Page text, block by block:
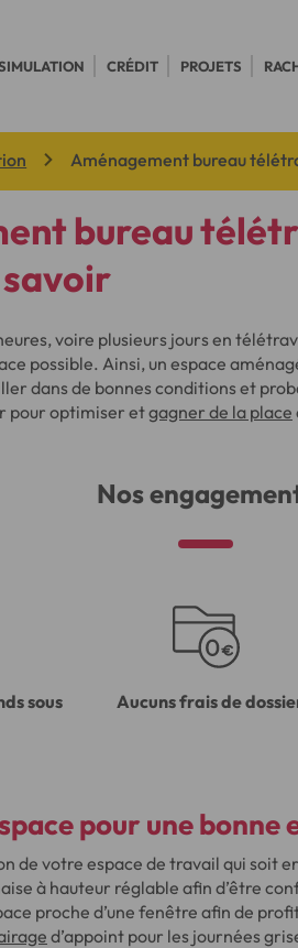
CRÉDIT PROJETS
Aménagement bureau
bureau
voire plusieurs jours en
possible. Ainsi, un espace
dans de bonnes conditions et
pour optimiser etgagner de la place
Nos
sous
Aucuns frais de
pour une bonne
de votre espace de travail qui soit
à hauteur réglable afin d’être
proche d’une fenêtre afin de
d’appoint pour les journées